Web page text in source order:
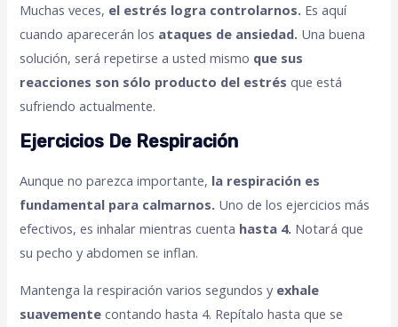
Muchas veces, el estrés logra controlarnos. Es aquí
cuando aparecerán los ataques de ansiedad. Una buena
solución, será repetirse a usted mismo que sus
reacciones son sólo producto del estrés que está
sufriendo actualmente.
Ejercicios De Respiración
Aunque no parezca importante, la respiración es
fundamental para calmarnos. Uno de los ejercicios más
efectivos, es inhalar mientras cuenta hasta 4. Notará que
su pecho y abdomen se inflan.
Mantenga la respiración varios segundos y exhale
suavementecontando hasta 4. Repítalo hasta que se